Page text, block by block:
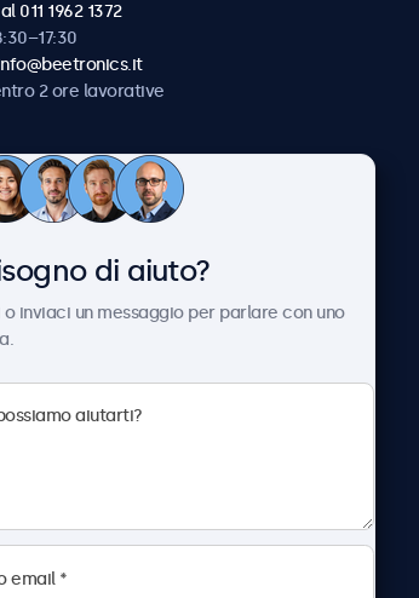
011 1962 1372
2 ore lavorative
Chi siamo
Notizie e aggiornamenti
Beetronics
Lavora con noi
di aiuto?
inviaci un messaggio per parlare con uno